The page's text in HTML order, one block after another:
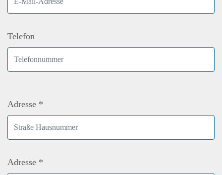
Telefon
Adresse *
Adresse *